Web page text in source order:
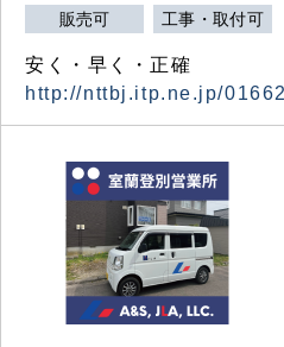
販売可 工事・取付可
安く・早く・正確
http://nttbj.itp.ne.jp/